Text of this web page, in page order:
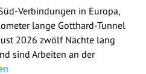
Verbindungen in Europa,
lange Gotthard-Tunnel
2026 zwölf Nächte lang
sind Arbeiten an der